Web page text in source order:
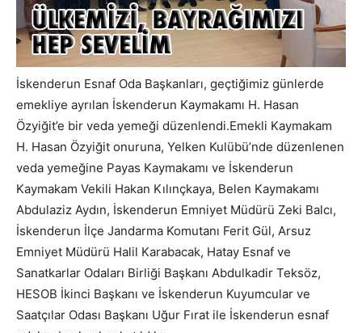
İskenderun Esnaf Oda Başkanları, geçtiğimiz günlerde
emekliye ayrılan İskenderun Kaymakamı H. Hasan
Özyiğit’e bir veda yemeği düzenlendi.Emekli Kaymakam
H. Hasan Özyiğit onuruna, Yelken Kulübü’nde düzenlenen
veda yemeğine Payas Kaymakamı ve İskenderun
Kaymakam Vekili Hakan Kılınçkaya, Belen Kaymakamı
Abdulaziz Aydın, İskenderun Emniyet Müdürü Zeki Balcı,
İskenderun İlçe Jandarma Komutanı Ferit Gül, Arsuz
Emniyet Müdürü Halil Karabacak, Hatay Esnaf ve
Sanatkarlar Odaları Birliği Başkanı Abdulkadir Teksöz,
HESOB İkinci Başkanı ve İskenderun Kuyumcular ve
Saatçılar Odası Başkanı Uğur Fırat ile İskenderun esnaf